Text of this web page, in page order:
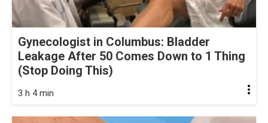
Gynecologist in Columbus: Bladder
Leakage After 50 Comes Down to 1 Thing
(Stop Doing This)
3 h 4 min